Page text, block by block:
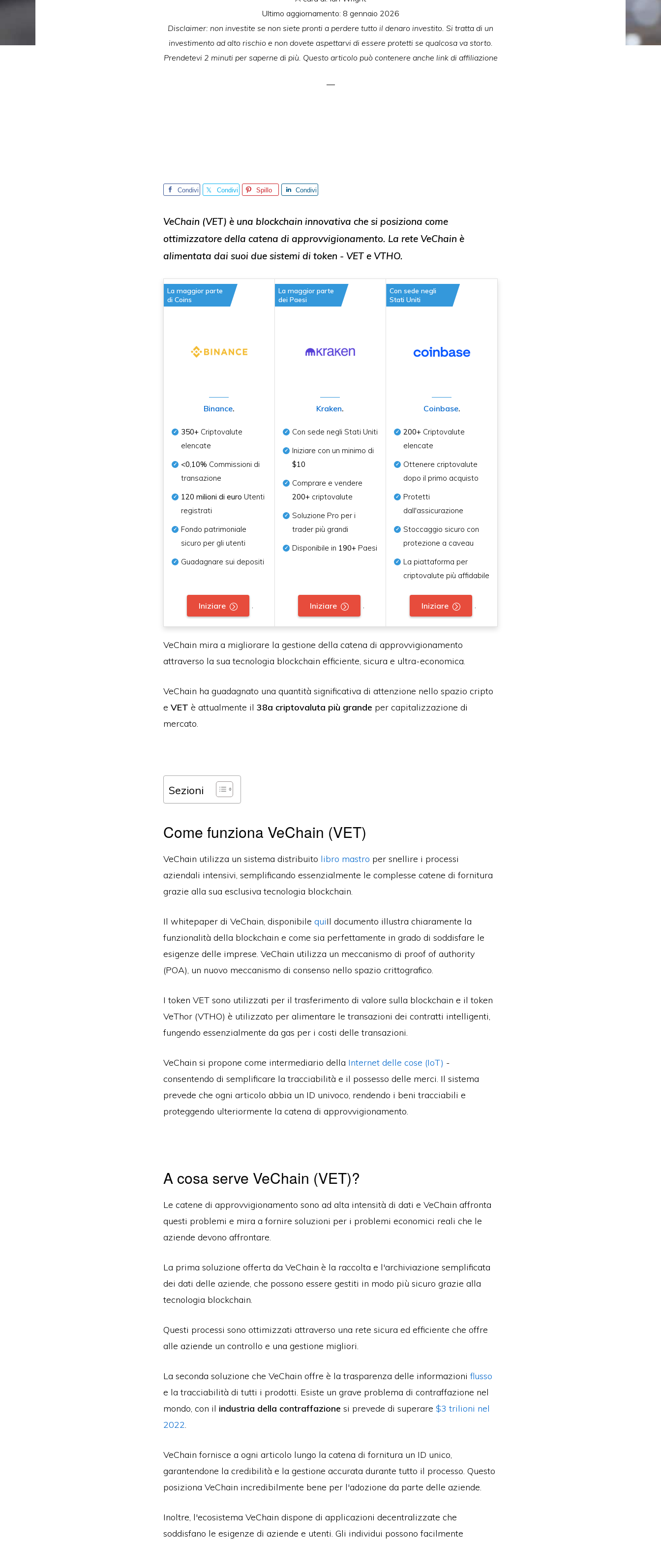
Ultimo aggiornamento: 8 gennaio 2026
Disclaimer: non investite se non siete pronti a perdere tutto il denaro investito. Si tratta di un
investimento ad alto rischio e non dovete aspettarvi di essere protetti se qualcosa va storto.
Prendetevi 2 minuti per saperne di più. Questo articolo può contenere anche link di affiliazione
Condivi
Condivi
Spillo
Condivi
VeChain (VET) è una blockchain innovativa che si posiziona come
ottimizzatore della catena di approvvigionamento. La rete VeChain è
alimentata dai suoi due sistemi di token - VET e VTHO.
La maggior parte
di Coins
Binance.
350+ Criptovalute
elencate
<0,10% Commissioni di
transazione
120 milioni di euro Utenti
registrati
Fondo patrimoniale
sicuro per gli utenti
Guadagnare sui depositi
Iniziare
La maggior parte
dei Paesi
Kraken.
Con sede negli Stati Uniti
Iniziare con un minimo di
$10
Comprare e vendere
200+criptovalute
Soluzione Pro per i
trader più grandi
Disponibile in 190+Paesi
Iniziare
Con sede negli
Stati Uniti
Coinbase.
200+ Criptovalute
elencate
Ottenere criptovalute
dopo il primo acquisto
Protetti
dall'assicurazione
Stoccaggio sicuro con
protezione a caveau
La piattaforma per
criptovalute più affidabile
Iniziare
VeChain mira a migliorare la gestione della catena di approvvigionamento
attraverso la sua tecnologia blockchain efficiente, sicura e ultra-economica.
VeChain ha guadagnato una quantità significativa di attenzione nello spazio cripto
e VET è attualmente il 38a criptovaluta più grande per capitalizzazione di
mercato.
Sezioni
Come funziona VeChain (VET)
VeChain utilizza un sistema distribuito libro mastro per snellire i processi
aziendali intensivi, semplificando essenzialmente le complesse catene di fornitura
grazie alla sua esclusiva tecnologia blockchain.
Il whitepaper di VeChain, disponibile quiIl documento illustra chiaramente la
funzionalità della blockchain e come sia perfettamente in grado di soddisfare le
esigenze delle imprese. VeChain utilizza un meccanismo di proof of authority
(POA), un nuovo meccanismo di consenso nello spazio crittografico.
I token VET sono utilizzati per il trasferimento di valore sulla blockchain e il token
VeThor (VTHO) è utilizzato per alimentare le transazioni dei contratti intelligenti,
fungendo essenzialmente da gas per i costi delle transazioni.
VeChain si propone come intermediario della Internet delle cose (IoT) -
consentendo di semplificare la tracciabilità e il possesso delle merci. Il sistema
prevede che ogni articolo abbia un ID univoco, rendendo i beni tracciabili e
proteggendo ulteriormente la catena di approvvigionamento.
A cosa serve VeChain (VET)?
Le catene di approvvigionamento sono ad alta intensità di dati e VeChain affronta
questi problemi e mira a fornire soluzioni per i problemi economici reali che le
aziende devono affrontare.
La prima soluzione offerta da VeChain è la raccolta e l'archiviazione semplificata
dei dati delle aziende, che possono essere gestiti in modo più sicuro grazie alla
tecnologia blockchain.
Questi processi sono ottimizzati attraverso una rete sicura ed efficiente che offre
alle aziende un controllo e una gestione migliori.
La seconda soluzione che VeChain offre è la trasparenza delle informazioni flusso
e la tracciabilità di tutti i prodotti. Esiste un grave problema di contraffazione nel
mondo, con il industria della contraffazione si prevede di superare $3 trilioni nel
2022.
VeChain fornisce a ogni articolo lungo la catena di fornitura un ID unico,
garantendone la credibilità e la gestione accurata durante tutto il processo. Questo
posiziona VeChain incredibilmente bene per l'adozione da parte delle aziende.
Inoltre, l'ecosistema VeChain dispone di applicazioni decentralizzate che
soddisfano le esigenze di aziende e utenti. Gli individui possono facilmente